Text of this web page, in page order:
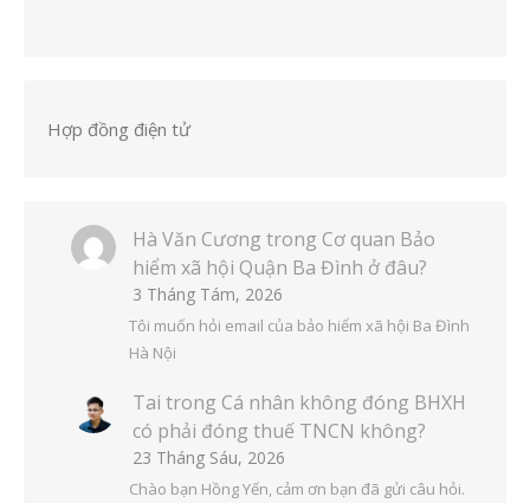
Hợp đồng điện tử
Hà Văn Cương trong Cơ quan Bảo
hiểm xã hội Quận Ba Đình ở đâu?
3 Tháng Tám, 2026
Tôi muốn hỏi email của bảo hiểm xã hội Ba Đình
Hà Nội
Tai trong Cá nhân không đóng BHXH
có phải đóng thuế TNCN không?
23 Tháng Sáu, 2026
Chào bạn Hồng Yến, cảm ơn bạn đã gửi câu hỏi.